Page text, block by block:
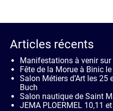
Articles récents
Manifestations à venir sur
Fête de la Morue à Binic
Salon Métiers d’Art les
Buch
Salon nautique de Saint
JEMA PLOERMEL 10,11